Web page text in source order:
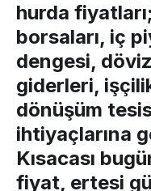
hurda fiyatları
borsaları, iç
dengesi,
giderleri,
dönüşüm
ihtiyaçlarına
Kısacası
fiyat, ertesi